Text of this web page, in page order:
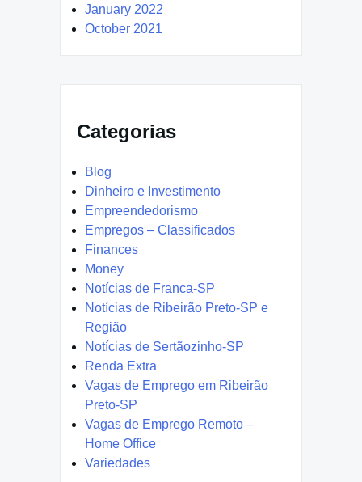
January 2022
October 2021
Categorias
Blog
Dinheiro e Investimento
Empreendedorismo
Empregos – Classificados
Finances
Money
Notícias de Franca-SP
Notícias de Ribeirão Preto-SP e
Região
Notícias de Sertãozinho-SP
Renda Extra
Vagas de Emprego em Ribeirão
Preto-SP
Vagas de Emprego Remoto –
Home Office
Variedades